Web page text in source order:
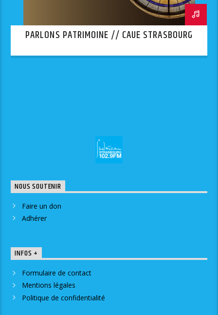
PARLONS PATRIMOINE // CAUE STRASBOURG
NOUS SOUTENIR
Faire un don
Adhérer
INFOS +
Formulaire de contact
Mentions légales
Politique de confidentialité